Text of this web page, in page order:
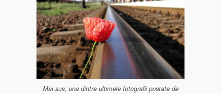
Mai sus, una dintre ultimele fotografii postate de